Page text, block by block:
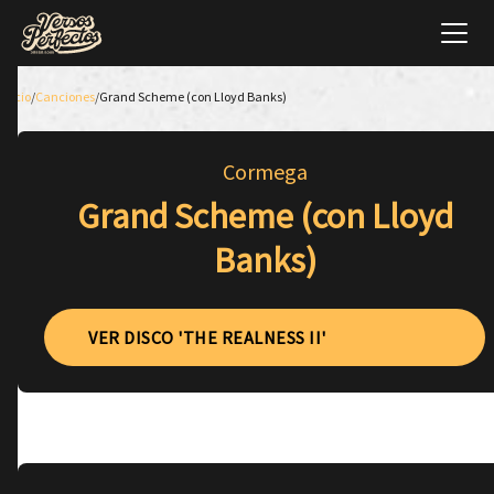
Inicio/Canciones/Grand Scheme (con Lloyd Banks)
Cormega
Grand Scheme (con Lloyd
Banks)
VER DISCO 'THE REALNESS II'